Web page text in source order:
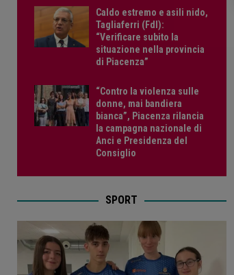
Caldo estremo e asili nido,
Tagliaferri (FdI):
“Verificare subito la
situazione nella provincia
di Piacenza”
“Contro la violenza sulle
donne, mai bandiera
bianca”, Piacenza rilancia
la campagna nazionale di
Anci e Presidenza del
Consiglio
SPORT